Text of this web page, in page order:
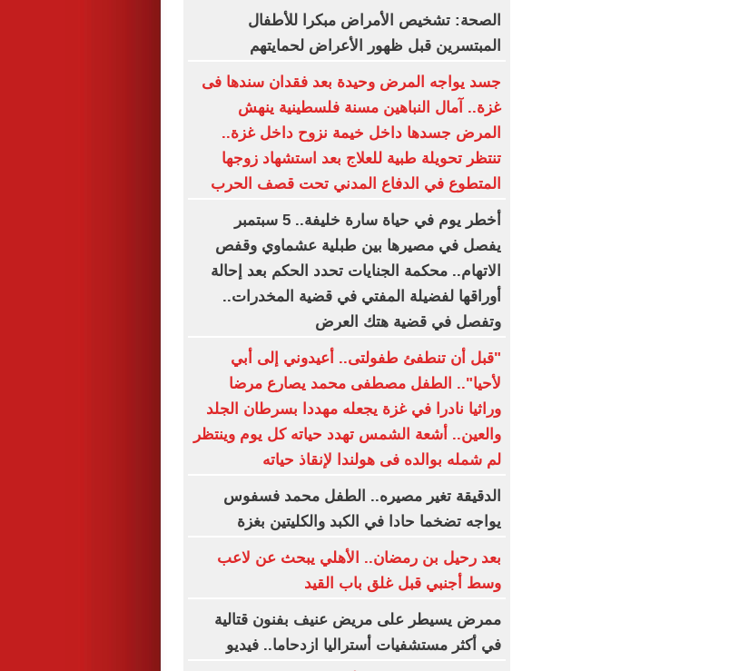
الصحة: تشخيص الأمراض مبكرا للأطفال
المبتسرين قبل ظهور الأعراض لحمايتهم
جسد يواجه المرض وحيدة بعد فقدان سندها فى
غزة.. آمال النباهين مسنة فلسطينية ينهش
المرض جسدها داخل خيمة نزوح داخل غزة..
تنتظر تحويلة طبية للعلاج بعد استشهاد زوجها
المتطوع في الدفاع المدني تحت قصف الحرب
أخطر يوم في حياة سارة خليفة.. 5 سبتمبر
يفصل في مصيرها بين طبلية عشماوي وقفص
الاتهام.. محكمة الجنايات تحدد الحكم بعد إحالة
أوراقها لفضيلة المفتي في قضية المخدرات..
وتفصل في قضية هتك العرض
"قبل أن تنطفئ طفولتى.. أعيدوني إلى أبي
لأحيا".. الطفل مصطفى محمد يصارع مرضا
وراثيا نادرا في غزة يجعله مهددا بسرطان الجلد
والعين.. أشعة الشمس تهدد حياته كل يوم وينتظر
لم شمله بوالده فى هولندا لإنقاذ حياته
الدقيقة تغير مصيره.. الطفل محمد فسفوس
يواجه تضخما حادا في الكبد والكليتين بغزة
بعد رحيل بن رمضان.. الأهلي يبحث عن لاعب
وسط أجنبي قبل غلق باب القيد
ممرض يسيطر على مريض عنيف بفنون قتالية
في أكثر مستشفيات أستراليا ازدحاما.. فيديو